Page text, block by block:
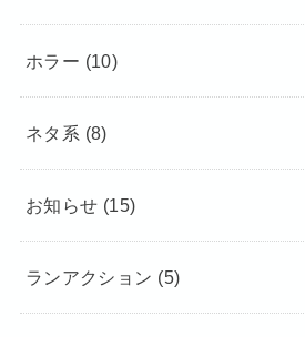
ホラー (10)
ネタ系 (8)
お知らせ (15)
ランアクション (5)